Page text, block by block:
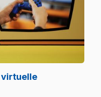
virtuelle.